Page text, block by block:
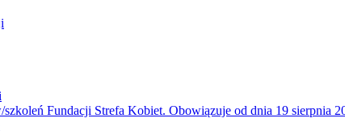
Fundacji Strefa Kobiet. Obowiązuje od dnia 19 sierpnia